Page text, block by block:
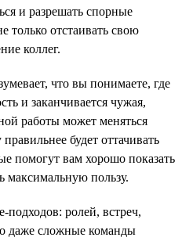
и разрешать спорные
только отстаивать свою
коллег.
что вы понимаете, где
и заканчивается чужая,
работы может меняться
будет оттачивать
помогут вам хорошо показать
максимальную пользу.
подходов: ролей, встреч,
даже сложные команды